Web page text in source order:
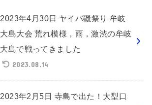
2023年4月30日 ヤイバ磯祭り 牟岐
大島大会 荒れ模様，雨，激渋の牟岐
大島で戦ってきました
2023.08.14
2023年2月5日 寺島で出た！大型口